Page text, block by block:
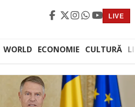
LIVE
WORLD ECONOMIE CULTURĂ